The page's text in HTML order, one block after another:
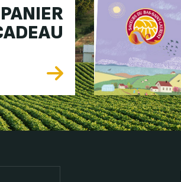
PANIER